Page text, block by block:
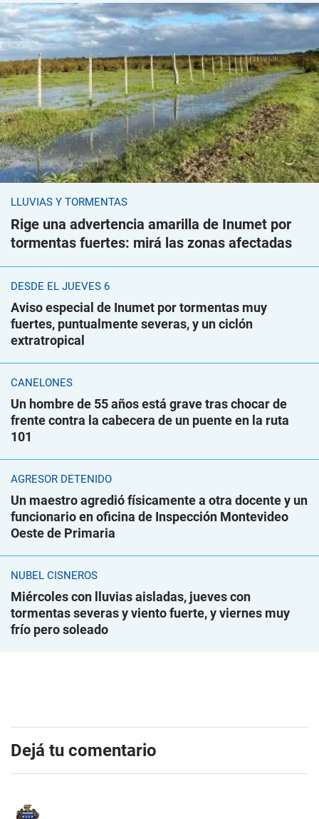
LLUVIAS Y TORMENTAS
Rige una advertencia amarilla de Inumet por
tormentas fuertes: mirá las zonas afectadas
DESDE EL JUEVES 6
Aviso especial de Inumet por tormentas muy
fuertes, puntualmente severas, y un ciclón
extratropical
CANELONES
Un hombre de 55 años está grave tras chocar de
frente contra la cabecera de un puente en la ruta
101
AGRESOR DETENIDO
Un maestro agredió físicamente a otra docente y un
funcionario en oficina de Inspección Montevideo
Oeste de Primaria
NUBEL CISNEROS
Miércoles con lluvias aisladas, jueves con
tormentas severas y viento fuerte, y viernes muy
frío pero soleado
Dejá tu comentario